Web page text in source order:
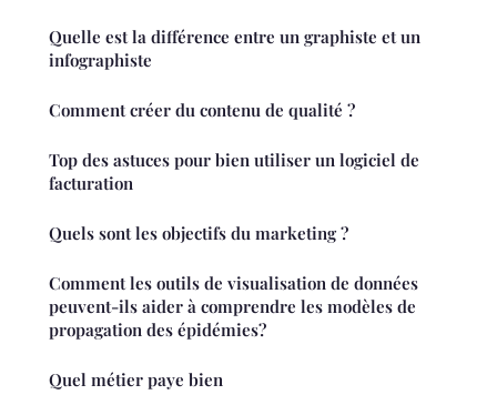
Quelle est la différence entre un graphiste et un
infographiste
Comment créer du contenu de qualité ?
Top des astuces pour bien utiliser un logiciel de
facturation
Quels sont les objectifs du marketing ?
Comment les outils de visualisation de données
peuvent-ils aider à comprendre les modèles de
propagation des épidémies?
Quel métier paye bien